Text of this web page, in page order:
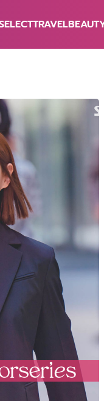
TRAVEL